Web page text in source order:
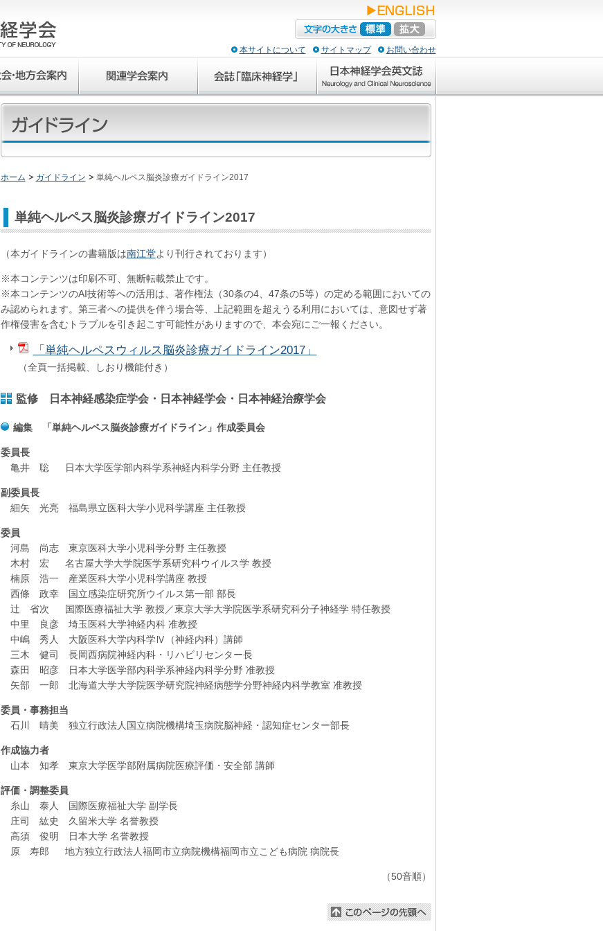
本サイトについて サイトマップ お問い合わせ
ホーム ガイドライン 単純ヘルペス脳炎診療ガイドライン2017
単純ヘルペス脳炎診療ガイドライン2017
（本ガイドラインの書籍版は南江堂より刊行されております）
※本コンテンツは印刷不可、無断転載禁止です。
※本コンテンツのAI技術等への活用は、著作権法（30条の4、47条の5等）の定める範囲においての
み認められます。第三者への提供を伴う場合等、上記範囲を超えうる利用においては、意図せず著
作権侵害を含むトラブルを引き起こす可能性がありますので、本会宛にご一報ください。
「単純ヘルペスウィルス脳炎診療ガイドライン2017」
（全頁一括掲載、しおり機能付き）
監修 日本神経感染症学会・日本神経学会・日本神経治療学会
編集 「単純ヘルペス脳炎診療ガイドライン」作成委員会
委員長
亀井 聡
日本大学医学部内科学系神経内科学分野 主任教授
副委員長
細矢 光亮 福島県立医科大学小児科学講座 主任教授
委員
河島 尚志 東京医科大学小児科学分野 主任教授
木村 宏
名古屋大学大学院医学系研究科ウイルス学 教授
楠原 浩一 産業医科大学小児科学講座 教授
西條 政幸 国立感染症研究所ウイルス第一部 部長
辻 省次
国際医療福祉大学 教授／東京大学大学院医学系研究科分子神経学 特任教授
中里 良彦 埼玉医科大学神経内科 准教授
中嶋 秀人 大阪医科大学内科学Ⅳ（神経内科）講師
三木 健司 長岡西病院神経内科・リハビリセンター長
森田 昭彦 日本大学医学部内科学系神経内科学分野 准教授
矢部 一郎 北海道大学大学院医学研究院神経病態学分野神経内科学教室 准教授
委員・事務担当
石川 晴美 独立行政法人国立病院機構埼玉病院脳神経・認知症センター部長
作成協力者
山本 知孝 東京大学医学部附属病院医療評価・安全部 講師
評価・調整委員
糸山 泰人 国際医療福祉大学 副学長
庄司 紘史 久留米大学 名誉教授
高須 俊明 日本大学 名誉教授
原 寿郎
地方独立行政法人福岡市立病院機構福岡市立こども病院 病院長
（50音順）